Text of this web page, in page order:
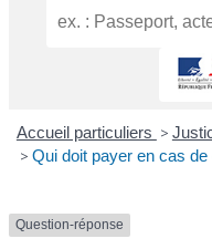
Accueil particuliers >
> Qui doit payer en cas
Question-réponse